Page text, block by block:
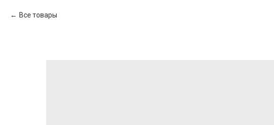
Все товары